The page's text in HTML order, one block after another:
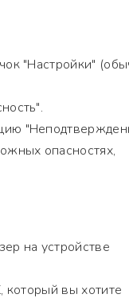
"Настройки"
опасностях,
на устройстве
который вы хотите